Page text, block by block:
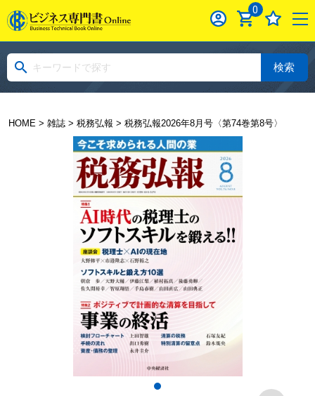
0
検索
HOME> 雑誌> 税務弘報 > 税務弘報2026年8月号〈第74巻第8号〉